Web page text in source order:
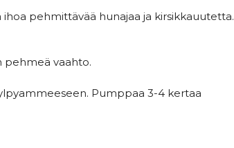
ihoa pehmittävää hunajaa ja kirsikkauutetta.
pehmeä vaahto.
Pumppaa 3-4 kertaa